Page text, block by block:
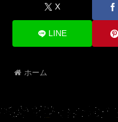
X
LINE
ホーム